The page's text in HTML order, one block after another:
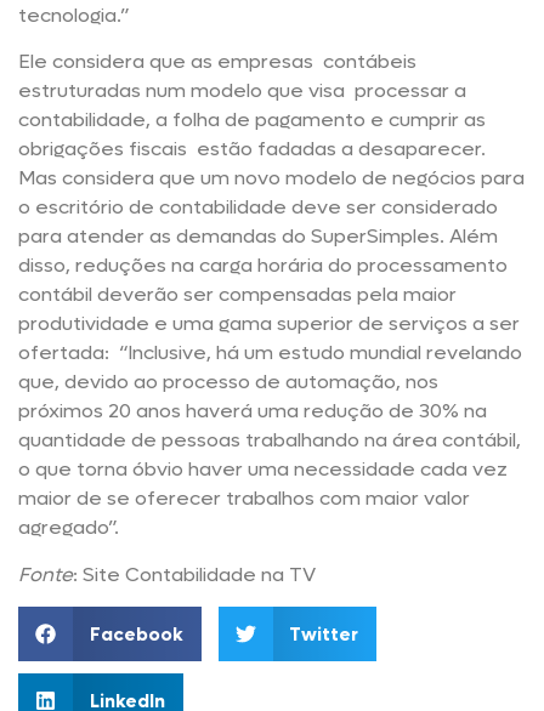
tecnologia.”
Ele considera que as empresas contábeis
estruturadas num modelo que visa processar a
contabilidade, a folha de pagamento e cumprir as
obrigações fiscais estão fadadas a desaparecer.
Mas considera que um novo modelo de negócios para
o escritório de contabilidade deve ser considerado
para atender as demandas do SuperSimples. Além
disso, reduções na carga horária do processamento
contábil deverão ser compensadas pela maior
produtividade e uma gama superior de serviços a ser
ofertada: “Inclusive, há um estudo mundial revelando
que, devido ao processo de automação, nos
próximos 20 anos haverá uma redução de 30% na
quantidade de pessoas trabalhando na área contábil,
o que torna óbvio haver uma necessidade cada vez
maior de se oferecer trabalhos com maior valor
agregado”.
Fonte: Site Contabilidade na TV
Facebook Twitter
LinkedIn